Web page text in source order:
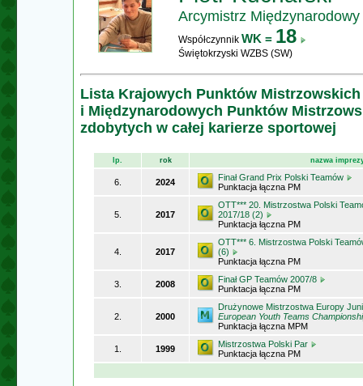
Arcymistrz Międzynarodowy
Współczynnik WK = 18
Świętokrzyski WZBS (SW)
Lista Krajowych Punktów Mistrzowskich
i Międzynarodowych Punktów
zdobytych w całej karierze sportowej
lp. rok nazwa
6. 2024
Finał Grand Prix Polski Teamów
Punktacja łączna PM
5. 2017
OTT*** 20. Mistrzostwa Polski
2017/18 (2)
Punktacja łączna PM
4. 2017
OTT*** 6. Mistrzostwa Polski
(6)
Punktacja łączna PM
3. 2008
Finał GP Teamów 2007/8
Punktacja łączna PM
2. 2000
Drużynowe Mistrzostwa Europy
European Youth Teams
Punktacja łączna MPM
1. 1999
Mistrzostwa Polski Par
Punktacja łączna PM